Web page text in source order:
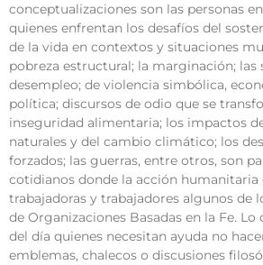
conceptualizaciones son las personas
quienes enfrentan los desafíos del
de la vida en contextos y situaciones
pobreza estructural; la marginación; las
desempleo; de violencia simbólica,
política; discursos de odio que se
inseguridad alimentaria; los impactos
naturales y del cambio climático; los
forzados; las guerras, entre otros, son
cotidianos donde la acción humanitaria
trabajadoras y trabajadores algunos de
de Organizaciones Basadas en la Fe.
del día quienes necesitan ayuda no
emblemas, chalecos o discusiones